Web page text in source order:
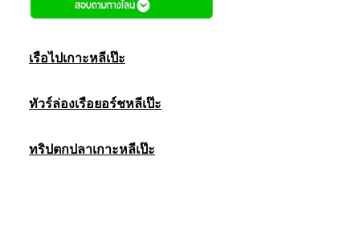
เรือไปเกาะหลีเป๊ะ
ทัวร์ล่องเรือยอร์ชหลีเป๊ะ
ทริปตกปลาเกาะหลีเป๊ะ